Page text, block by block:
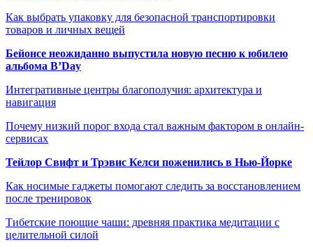
Как выбрать упаковку для безопасной транспортировки
товаров и личных вещей
Бейонсе неожиданно выпустила новую песню к юбилею
альбома B’Day
Интегративные центры благополучия: архитектура и
навигация
Почему низкий порог входа стал важным фактором в онлайн-
сервисах
Тейлор Свифт и Трэвис Келси поженились в Нью-Йорке
Как носимые гаджеты помогают следить за восстановлением
после тренировок
Тибетские поющие чаши: древняя практика медитации с
целительной силой